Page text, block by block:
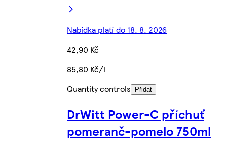
Nabídka platí do 18. 8. 2026
42,90 Kč
85,80 Kč/l
Quantity controls
Přidat
DrWitt Power-C příchuť
pomeranč-pomelo 750ml